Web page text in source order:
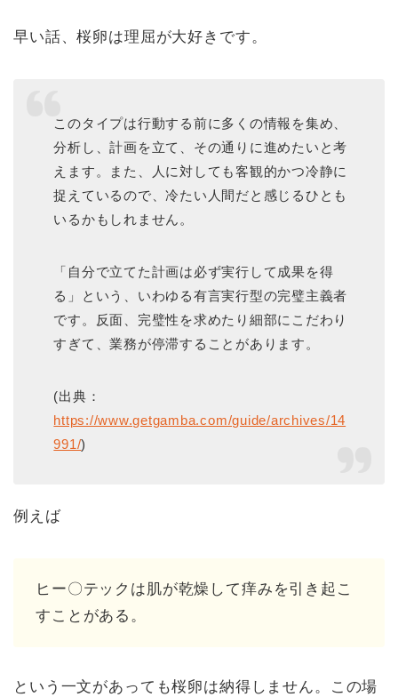
早い話、桜卵は理屈が大好きです。
このタイプは行動する前に多くの情報を集め、
分析し、計画を立て、その通りに進めたいと考
えます。また、人に対しても客観的かつ冷静に
捉えているので、冷たい人間だと感じるひとも
いるかもしれません。
「自分で立てた計画は必ず実行して成果を得
る」という、いわゆる有言実行型の完璧主義者
です。反面、完璧性を求めたり細部にこだわり
すぎて、業務が停滞することがあります。
(出典：
https://www.getgamba.com/guide/archives/14
991/)
例えば
ヒー〇テックは肌が乾燥して痒みを引き起こ
すことがある。
という一文があっても桜卵は納得しません。この場